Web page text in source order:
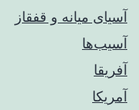
آسیای میانه و قفقاز
آسیب‌ها
آفریقا
آمریکا